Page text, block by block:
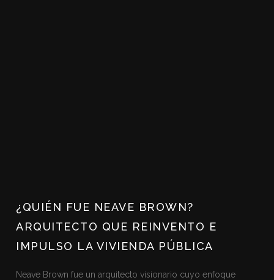
¿QUIÉN FUE NEAVE BROWN?
ARQUITECTO QUE REINVENTO E
IMPULSO LA VIVIENDA PÚBLICA
Neave Brown fue un arquitecto visionario cuyo enfoque